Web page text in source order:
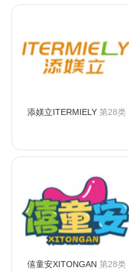
添媄立ITERMIELY第28类
僖童安XITONGAN 第28类